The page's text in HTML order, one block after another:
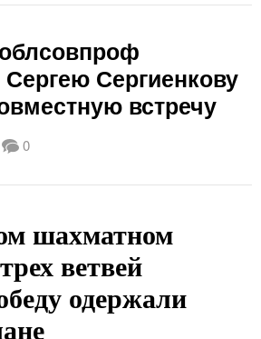
Сергиенкову
встречу
0
шахматном
ветвей
одержали